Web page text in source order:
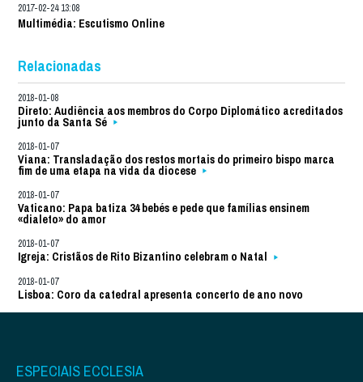
2017-02-24 13:08
Multimédia: Escutismo Online
Relacionadas
2018-01-08
Direto: Audiência aos membros do Corpo Diplomático acreditados
junto da Santa Sé
2018-01-07
Viana: Transladação dos restos mortais do primeiro bispo marca
fim de uma etapa na vida da diocese
2018-01-07
Vaticano: Papa batiza 34 bebés e pede que famílias ensinem
«dialeto» do amor
2018-01-07
Igreja: Cristãos de Rito Bizantino celebram o Natal
2018-01-07
Lisboa: Coro da catedral apresenta concerto de ano novo
ESPECIAIS ECCLESIA